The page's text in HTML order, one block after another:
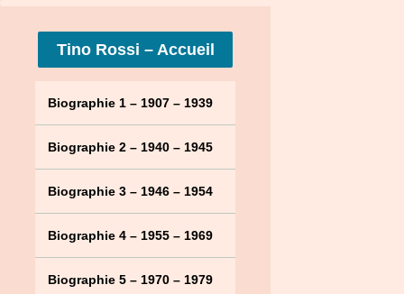
Tino Rossi – Accueil
Biographie 1 – 1907 – 1939
Biographie 2 – 1940 – 1945
Biographie 3 – 1946 – 1954
Biographie 4 – 1955 – 1969
Biographie 5 – 1970 – 1979